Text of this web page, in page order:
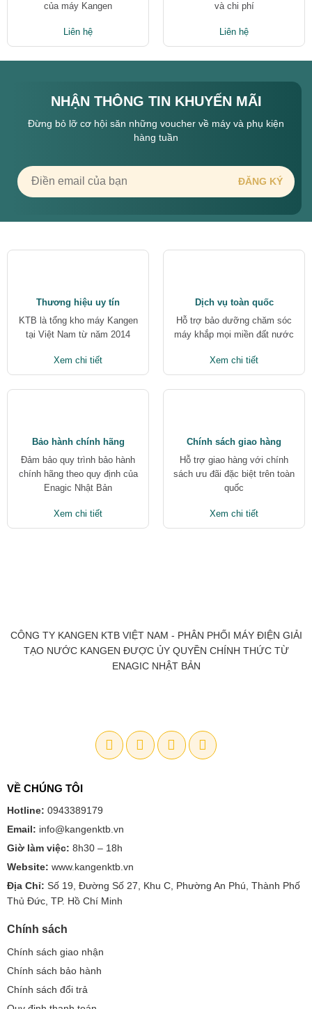
của máy Kangen
Liên hệ
và chi phí
Liên hệ
NHẬN THÔNG TIN KHUYẾN MÃI
Đừng bỏ lỡ cơ hội săn những voucher về máy và phụ kiện
hàng tuần
Thương hiệu uy tín
KTB là tổng kho máy Kangen
tại Việt Nam từ năm 2014
Xem chi tiết
Dịch vụ toàn quốc
Hỗ trợ bảo dưỡng chăm sóc
máy khắp mọi miền đất nước
Xem chi tiết
Bảo hành chính hãng
Đảm bảo quy trình bảo hành
chính hãng theo quy định của
Enagic Nhật Bản
Xem chi tiết
Chính sách giao hàng
Hỗ trợ giao hàng với chính
sách ưu đãi đặc biệt trên toàn
quốc
Xem chi tiết
CÔNG TY KANGEN KTB VIỆT NAM - PHÂN PHỐI MÁY ĐIỆN GIẢI
TẠO NƯỚC KANGEN ĐƯỢC ỦY QUYỀN CHÍNH THỨC TỪ
ENAGIC NHẬT BẢN
VỀ CHÚNG TÔI
Hotline: 0943389179
Email: info@kangenktb.vn
Giờ làm việc: 8h30 – 18h
Website: www.kangenktb.vn
Địa Chỉ: Số 19, Đường Số 27, Khu C, Phường An Phú, Thành Phố
Thủ Đức, TP. Hồ Chí Minh
Chính sách
Chính sách giao nhận
Chính sách bảo hành
Chính sách đổi trả